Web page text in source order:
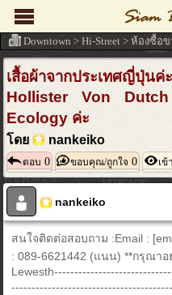
เสื้อผ้าจากประเทศญี่ปุ่
Hollister Von
Ecology ค่ะ
โดย nankeiko
ตอบ 0 ขอบคุณ/ถูกใจ 0 เข้
nankeiko
สนใจติดต่อสอบถาม :Email :
: 089-6621442 (แนน) **กรุณา
Downtown > Hi-Street > ห้องซื้อข